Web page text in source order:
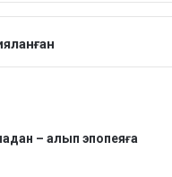
– алып эпопеяға